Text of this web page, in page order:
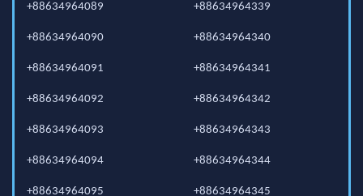
+88634964089
+88634964090
+88634964091
+88634964092
+88634964093
+88634964094
+88634964095
+88634964339
+88634964340
+88634964341
+88634964342
+88634964343
+88634964344
+88634964345